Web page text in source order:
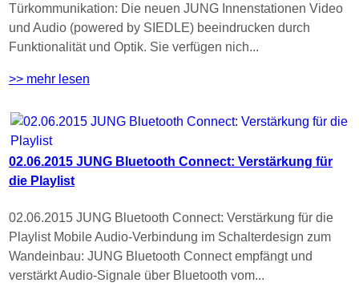
Türkommunikation: Die neuen JUNG Innenstationen Video
und Audio (powered by SIEDLE) beeindrucken durch
Funktionalität und Optik. Sie verfügen nich...
>> mehr lesen
02.06.2015 JUNG Bluetooth Connect: Verstärkung für
die Playlist
02.06.2015 JUNG Bluetooth Connect: Verstärkung für die
Playlist Mobile Audio-Verbindung im Schalterdesign zum
Wandeinbau: JUNG Bluetooth Connect empfängt und
verstärkt Audio-Signale über Bluetooth vom...